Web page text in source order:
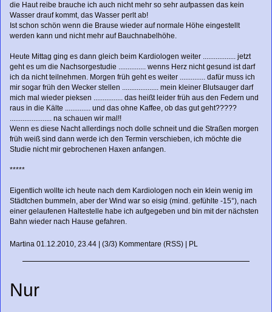
die Haut reibe brauche ich auch nicht mehr so sehr aufpassen das kein
Wasser drauf kommt, das Wasser perlt ab!
Ist schon schön wenn die Brause wieder auf normale Höhe eingestellt
werden kann und nicht mehr auf Bauchnabelhöhe.
Heute Mittag ging es dann gleich beim Kardiologen weiter .................. jetzt
geht es um die Nachsorgestudie ............... wenns Herz nicht gesund ist darf
ich da nicht teilnehmen. Morgen früh geht es weiter .............. dafür muss ich
mir sogar früh den Wecker stellen .................... mein kleiner Blutsauger darf
mich mal wieder pieksen ................ das heißt leider früh aus den Federn und
raus in die Kälte .............. und das ohne Kaffee, ob das gut geht?????
....................... na schauen wir mal!!
Wenn es diese Nacht allerdings noch dolle schneit und die Straßen morgen
früh weiß sind dann werde ich den Termin verschieben, ich möchte die
Studie nicht mir gebrochenen Haxen anfangen.
*****
Eigentlich wollte ich heute nach dem Kardiologen noch ein klein wenig im
Städtchen bummeln, aber der Wind war so eisig (mind. gefühlte -15°), nach
einer gelaufenen Haltestelle habe ich aufgegeben und bin mit der nächsten
Bahn wieder nach Hause gefahren.
Martina 01.12.2010, 23.44 (3/3) Kommentare (RSS) | PL
Nur